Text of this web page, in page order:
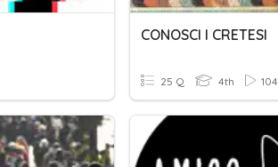
CONOSCI I CRETESI
25 Q 4th 104